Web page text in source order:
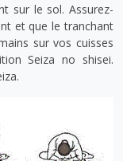
sur le sol. Assurez-
et que le tranchant
sur vos cuisses
Seiza no shisei.